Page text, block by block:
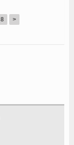
8 >